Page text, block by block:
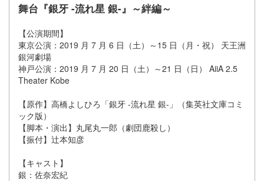
舞台『銀牙 -流れ星 銀-』～絆編～
【公演期間】
東京公演：2019 月 7 月 6 日（土）～15 日（月・祝） 天王洲
銀河劇場
神戸公演：2019 月 7 月 20 日（土）～21 日（日） AiiA 2.5
Theater Kobe
【原作】高橋よしひろ「銀牙 -流れ星 銀-」（集英社文庫コミ
ック版）
【脚本・演出】丸尾丸一郎（劇団鹿殺し）
【振付】辻本知彦
【キャスト】
銀：佐奈宏紀